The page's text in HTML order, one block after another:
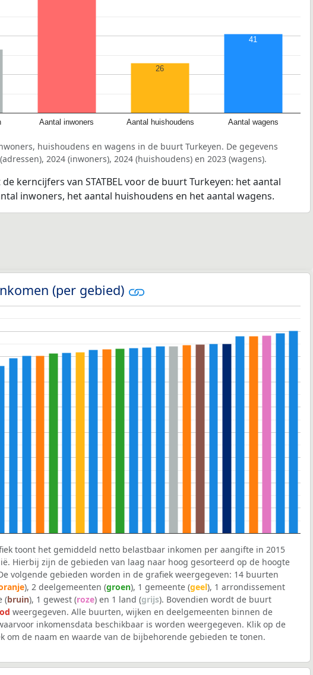
Aantal inwoners Aantal huishoudens Aantal wagens
26
41
huishoudens en wagens in de buurt Turkeyen. De gegevens
2024 (inwoners), 2024 (huishoudens) en 2023 (wagens).
kerncijfers van STATBEL voor de buurt Turkeyen: het aantal
inwoners, het aantal huishoudens en het aantal wagens.
(per gebied)
toont het gemiddeld netto belastbaar inkomen per aangifte in 2015
Hierbij zijn de gebieden van laag naar hoog gesorteerd op de hoogte
volgende gebieden worden in de grafiek weergegeven: 14 buurten
), 2 deelgemeenten (groen), 1 gemeente (geel), 1 arrondissement
(bruin), 1 gewest (roze) en 1 land (grijs). Bovendien wordt de buurt
weergegeven. Alle buurten, wijken en deelgemeenten binnen de
inkomensdata beschikbaar is worden weergegeven. Klik op de
om de naam en waarde van de bijbehorende gebieden te tonen.